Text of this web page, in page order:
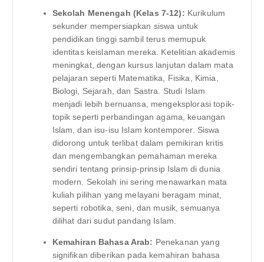
Sekolah Menengah (Kelas 7-12): Kurikulum
sekunder mempersiapkan siswa untuk
pendidikan tinggi sambil terus memupuk
identitas keislaman mereka. Ketelitian akademis
meningkat, dengan kursus lanjutan dalam mata
pelajaran seperti Matematika, Fisika, Kimia,
Biologi, Sejarah, dan Sastra. Studi Islam
menjadi lebih bernuansa, mengeksplorasi topik-
topik seperti perbandingan agama, keuangan
Islam, dan isu-isu Islam kontemporer. Siswa
didorong untuk terlibat dalam pemikiran kritis
dan mengembangkan pemahaman mereka
sendiri tentang prinsip-prinsip Islam di dunia
modern. Sekolah ini sering menawarkan mata
kuliah pilihan yang melayani beragam minat,
seperti robotika, seni, dan musik, semuanya
dilihat dari sudut pandang Islam.
Kemahiran Bahasa Arab: Penekanan yang
signifikan diberikan pada kemahiran bahasa